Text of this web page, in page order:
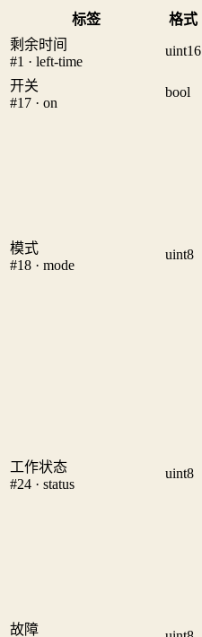
标签 格式
剩余时间
#1 · left-time
uint16
开关
#17 · on
bool
模式
#18 · mode
uint8
工作状态
#24 · status
uint8
故障